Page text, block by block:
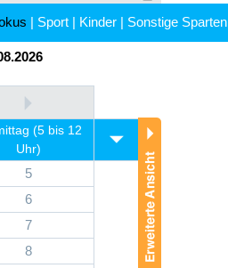
| Sport | Kinder | Sonstige Sparten
(5 bis 12
Uhr)
5
6
7
8